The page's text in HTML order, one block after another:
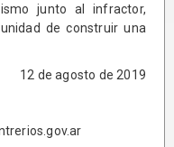
junto al infractor,
de construir una
12 de agosto de 2019